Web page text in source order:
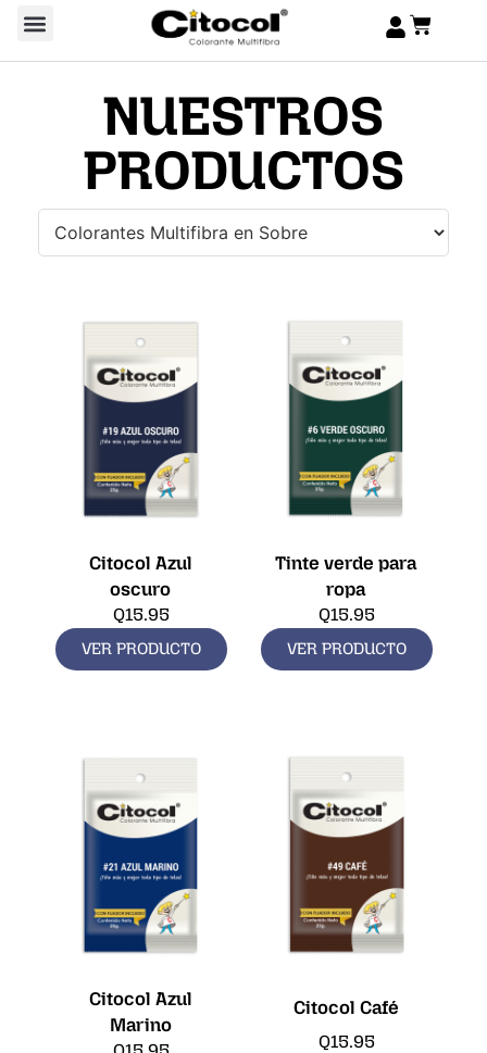
NUESTROS
PRODUCTOS
Citocol Azul
oscuro
Q15.95
VER PRODUCTO
Tinte verde para
ropa
Q15.95
VER PRODUCTO
Citocol Azul
Marino
Citocol Café
Q15.95